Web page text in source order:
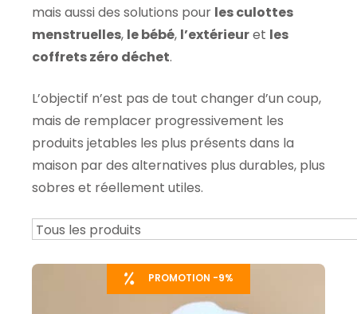
mais aussi des solutions pour les culottes
menstruelles, le bébé, l’extérieuret les
coffrets zéro déchet.
L’objectif n’est pas de tout changer d’un coup,
mais de remplacer progressivement les
produits jetables les plus présents dans la
maison par des alternatives plus durables, plus
sobres et réellement utiles.
PROMOTION -9%